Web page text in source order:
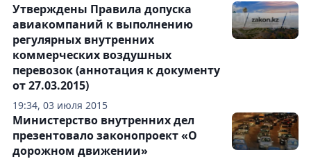
19:34, 03 июля 2015
Утверждены Правила допуска
авиакомпаний к выполнению
регулярных внутренних
коммерческих воздушных
перевозок (аннотация к документу
от 27.03.2015)
Министерство внутренних дел
презентовало законопроект «О
дорожном движении»